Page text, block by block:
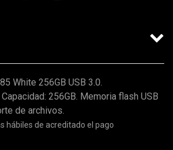
White 256GB USB 3.0.
256GB. Memoria flash USB
de archivos.
hábiles de acreditado el pago